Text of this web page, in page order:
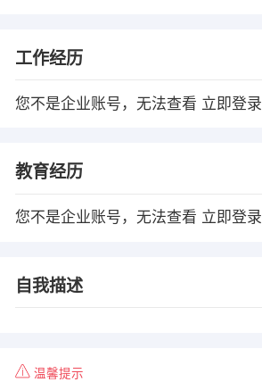
工作经历
您不是企业账号，无法查看 立即登录
教育经历
您不是企业账号，无法查看 立即登录
自我描述
温馨提示